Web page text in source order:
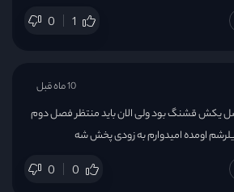
0 1
یکش قشنگ بود ولی الان باید منتظر فصل دوم
اومده امیدوارم به زودی پخش شه
0 0
10 ماه قبل